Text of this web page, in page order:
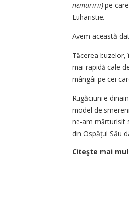
nemuririi) pe
Euharistie.
Avem această
Tăcerea buzelor,
mai rapidă cale
mângâi pe cei
Rugăciunile
model de
ne-am mărturisit
din Ospățul Său
Citeşte mai